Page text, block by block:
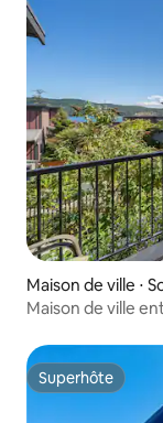
Maison de ville ⋅
Maison de ville
Superhôte
Superhôte